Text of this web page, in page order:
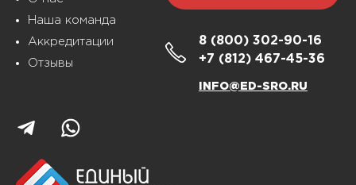
Наша команда
Аккредитации
Отзывы
8 (800) 302-90-16
+7 (812) 467-45-36
INFO@ED-SRO.RU